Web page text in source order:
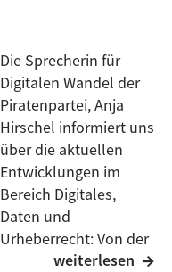
Die Sprecherin für
Digitalen Wandel der
Piratenpartei, Anja
Hirschel informiert uns
über die aktuellen
Entwicklungen im
Bereich Digitales,
Daten und
Urheberrecht: Von der
Anschaffung einer
weiterlesen